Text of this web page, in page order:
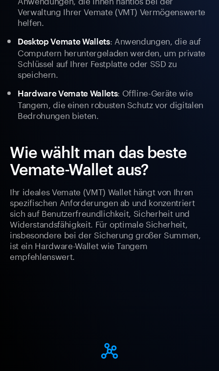
Verwaltung Ihrer Vemate (VMT) Vermögenswerte
helfen.
Desktop Vemate Wallets: Anwendungen, die auf
Computern heruntergeladen werden, um private
Schlüssel auf Ihrer Festplatte oder SSD zu
speichern.
Hardware Vemate Wallets: Offline-Geräte wie
Tangem, die einen robusten Schutz vor digitalen
Bedrohungen bieten.
Wie wählt man das beste
Vemate-Wallet aus?
Ihr ideales Vemate (VMT) Wallet hängt von Ihren
spezifischen Anforderungen ab und konzentriert
sich auf Benutzerfreundlichkeit, Sicherheit und
Widerstandsfähigkeit. Für optimale Sicherheit,
insbesondere bei der Sicherung großer Summen,
ist ein Hardware-Wallet wie Tangem
empfehlenswert.